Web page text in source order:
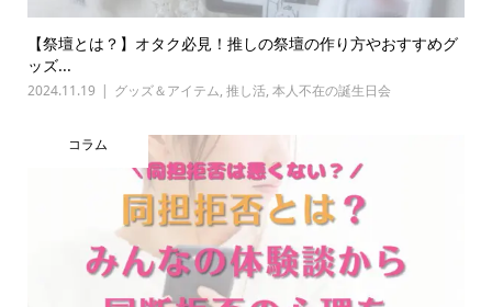
【祭壇とは？】オタク必見！推しの祭壇の作り方やおすすめグ
ッズ...
2024.11.19 グッズ＆アイテム, 推し活, 本人不在の誕生日会
コラム